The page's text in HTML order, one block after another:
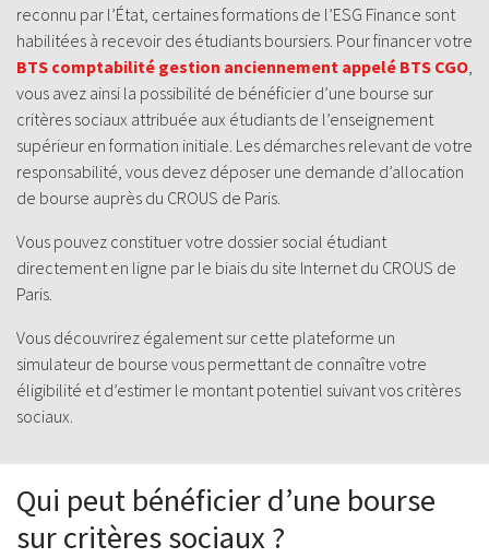
reconnu par l’État, certaines formations de l’ESG Finance sont
habilitées à recevoir des étudiants boursiers. Pour financer votre
BTS comptabilité gestion anciennement appelé BTS CGO,
vous avez ainsi la possibilité de bénéficier d’une bourse sur
critères sociaux attribuée aux étudiants de l’enseignement
supérieur en formation initiale. Les démarches relevant de votre
responsabilité, vous devez déposer une demande d’allocation
de bourse auprès du CROUS de Paris.
Vous pouvez constituer votre dossier social étudiant
directement en ligne par le biais du site Internet du CROUS de
Paris.
Vous découvrirez également sur cette plateforme un
simulateur de bourse vous permettant de connaître votre
éligibilité et d’estimer le montant potentiel suivant vos critères
sociaux.
Qui peut bénéficier d’une bourse
sur critères sociaux ?